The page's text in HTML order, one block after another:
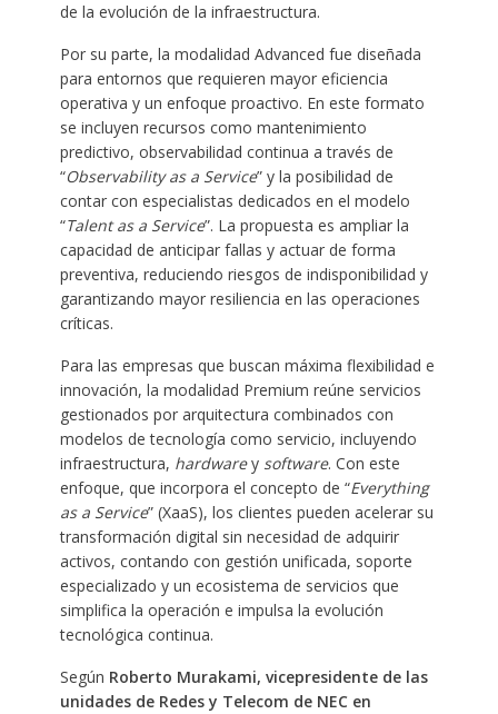
de la evolución de la infraestructura.
Por su parte, la modalidad Advanced fue diseñada
para entornos que requieren mayor eficiencia
operativa y un enfoque proactivo. En este formato
se incluyen recursos como mantenimiento
predictivo, observabilidad continua a través de
“Observability as a Service” y la posibilidad de
contar con especialistas dedicados en el modelo
“Talent as a Service”. La propuesta es ampliar la
capacidad de anticipar fallas y actuar de forma
preventiva, reduciendo riesgos de indisponibilidad y
garantizando mayor resiliencia en las operaciones
críticas.
Para las empresas que buscan máxima flexibilidad e
innovación, la modalidad Premium reúne servicios
gestionados por arquitectura combinados con
modelos de tecnología como servicio, incluyendo
infraestructura, hardwarey software. Con este
enfoque, que incorpora el concepto de “Everything
as a Service” (XaaS), los clientes pueden acelerar su
transformación digital sin necesidad de adquirir
activos, contando con gestión unificada, soporte
especializado y un ecosistema de servicios que
simplifica la operación e impulsa la evolución
tecnológica continua.
Según Roberto Murakami, vicepresidente de las
unidades de Redes y Telecom de NEC en